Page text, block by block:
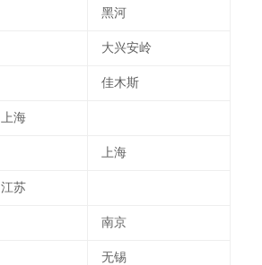
黑河
大兴安岭
佳木斯
上海
上海
江苏
南京
无锡